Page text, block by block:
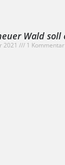
Wald soll
2021
1 Kommentar